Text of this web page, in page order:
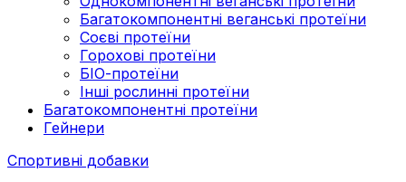
Багатокомпонентні веганські протеїни
Cоєві протеїни
Горохові протеїни
БІО-протеїни
Інші рослинні протеїни
Багатокомпонентні протеїни
Гейнери
Спортивні добавки